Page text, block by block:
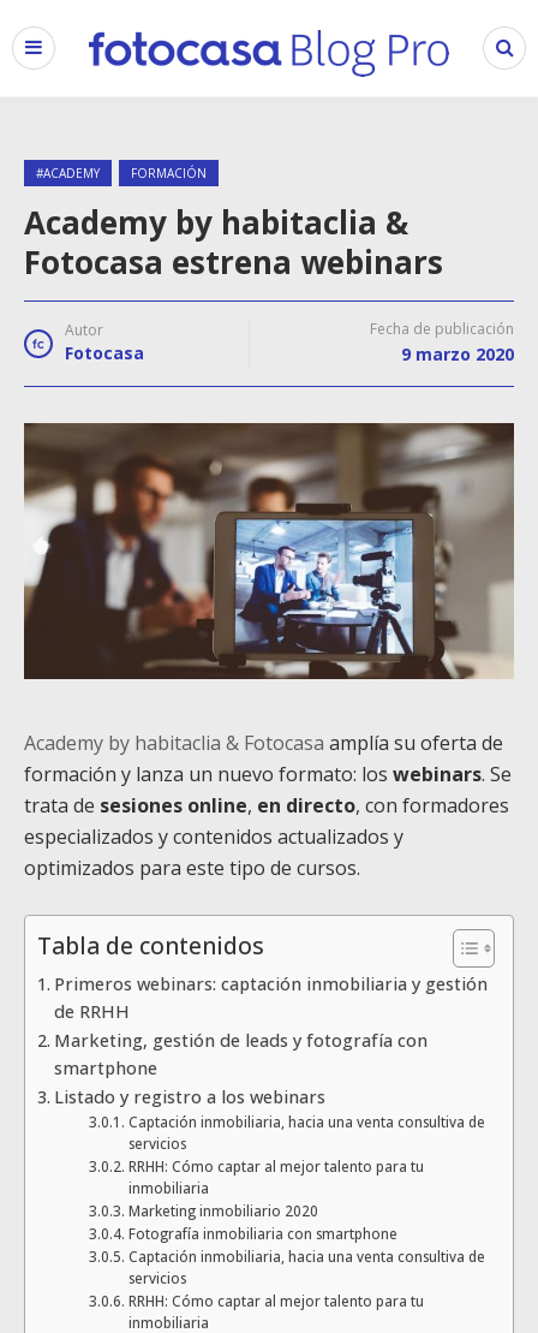
#ACADEMY FORMACIÓN
Academy by habitaclia &
Fotocasa estrena webinars
Autor
Fotocasa
Fecha de publicación
9 marzo 2020
Academy by habitaclia & Fotocasa amplía su oferta de
formación y lanza un nuevo formato: los webinars. Se
trata de sesiones online, en directo, con formadores
especializados y contenidos actualizados y
optimizados para este tipo de cursos.
Tabla de contenidos
Primeros webinars: captación inmobiliaria y gestión
de RRHH
Marketing, gestión de leads y fotografía con
smartphone
Listado y registro a los webinars
Captación inmobiliaria, hacia una venta consultiva de
servicios
RRHH: Cómo captar al mejor talento para tu
inmobiliaria
Marketing inmobiliario 2020
Fotografía inmobiliaria con smartphone
Captación inmobiliaria, hacia una venta consultiva de
servicios
RRHH: Cómo captar al mejor talento para tu
inmobiliaria